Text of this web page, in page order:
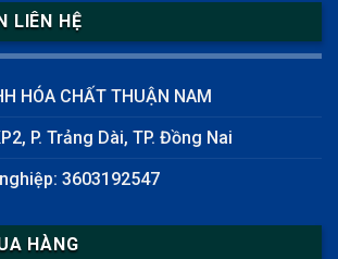
LIÊN HỆ
HÓA CHẤT THUẬN NAM
P. Trảng Dài, TP. Đồng Nai
3603192547
HÀNG